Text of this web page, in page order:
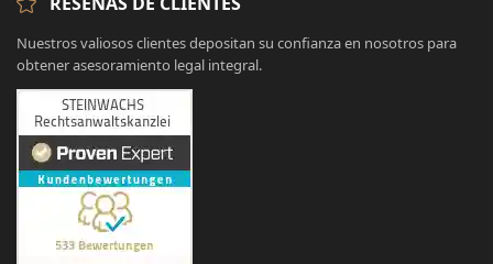
Nuestros valiosos clientes depositan su confianza en nosotros para
obtener asesoramiento legal integral.